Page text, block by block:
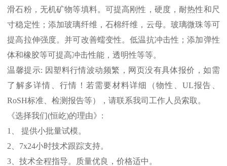
滑石粉，无机矿物等填料。可提高刚性，硬度，耐热性和尺
寸稳定性；添加玻璃纤维，石棉纤维，云母。玻璃微珠等可
提高拉伸强度。并可改善蠕变性。低温抗冲击性；添加弹性
体和橡胶等可提高冲击性能，透明性等等。
温馨提示: 因塑料行情波动频繁，网页没有具体报价，如需
了解多详情、行情！若需要材料详细（物性、 UL报告、
RoSH标准、检测报告等），请联系我司工作人员索取。
《选择我们(恒屹)的理由》 :
1
、 提供小批量试模。
2
7x24小时技术跟踪支持。
3 、技术全程指导。质量优良，价格适中。